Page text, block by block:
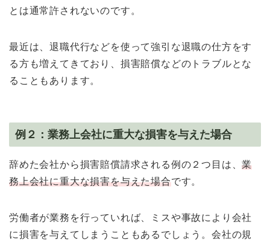
とは通常許されないのです。
最近は、退職代行などを使って強引な退職の仕方をす
る方も増えてきており、損害賠償などのトラブルとな
ることもあります。
例２：業務上会社に重大な損害を与えた場合
辞めた会社から損害賠償請求される例の２つ目は、業
務上会社に重大な損害を与えた場合です。
労働者が業務を行っていれば、ミスや事故により会社
に損害を与えてしまうこともあるでしょう。会社の規